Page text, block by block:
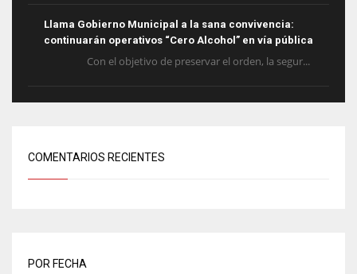
Llama Gobierno Municipal a la sana convivencia:
continuarán operativos “Cero Alcohol” en vía pública
Con el objetivo de preservar el orden, la segur...
COMENTARIOS RECIENTES
POR FECHA